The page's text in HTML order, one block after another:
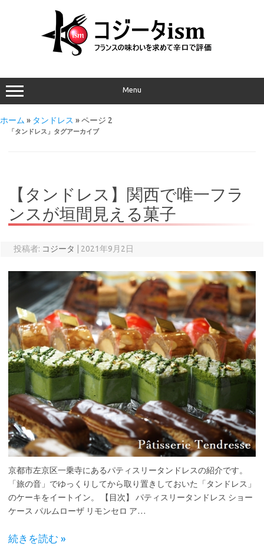
Menu
ホーム » タンドレス »ページ 2
「タンドレス 」タグアーカイブ
【タンドレス】関西で唯一フラ
ンスが垣間見える菓子
投稿者: コジータ 2021年9月2日
京都市左京区一乗寺にあるパティスリータンドレスの紹介です。
「旅の音」でゆっくりしてから取り置きしておいた「タンドレス」
のケーキをイートイン。 【目次】 パティスリータンドレス ショー
ケース パルムローザ リモンセロ ア…
続きを読む »